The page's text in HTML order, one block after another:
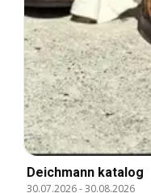
Deichmann katalog
30.07.2026-30.08.2026